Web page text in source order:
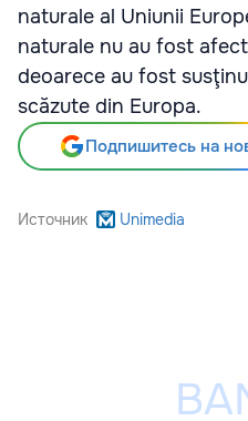
naturale al Uniunii
naturale nu au fost
deoarece au fost
scăzute din Europa.
Подпишитесь на
Источник Unimedia